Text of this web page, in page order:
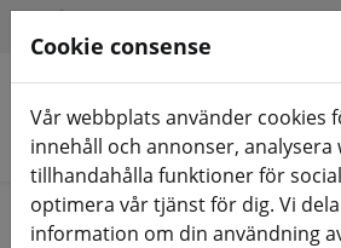
Sök produkter
Home Komponenter FPV-
Cookie consense
Vår webbplats använder cookies
innehåll och annonser,
tillhandahålla funktioner för
optimera vår tjänst för dig. Vi
information om din användning